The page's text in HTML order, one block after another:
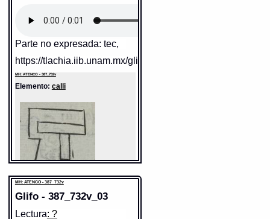
Parte no expresada: tec,
https://tlachia.iib.unam.mx/glifo/387_732v_01
MH: ATENCO - 387_732v
Elemento: calli
MH: ATENCO - 387_732v
Glifo - 387_732v_03
Lectura: ?